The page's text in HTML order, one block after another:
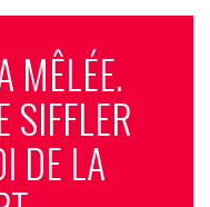
MÊLÉE.
SIFFLER
DE LA